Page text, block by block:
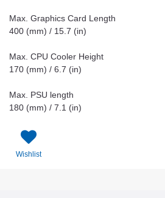
Max. Graphics Card Length
400 (mm) / 15.7 (in)
Max. CPU Cooler Height
170 (mm) / 6.7 (in)
Max. PSU length
180 (mm) / 7.1 (in)
Wishlist